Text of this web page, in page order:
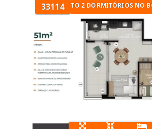
33114
APARTAMENTO 2 DORMITÓRIOS NO